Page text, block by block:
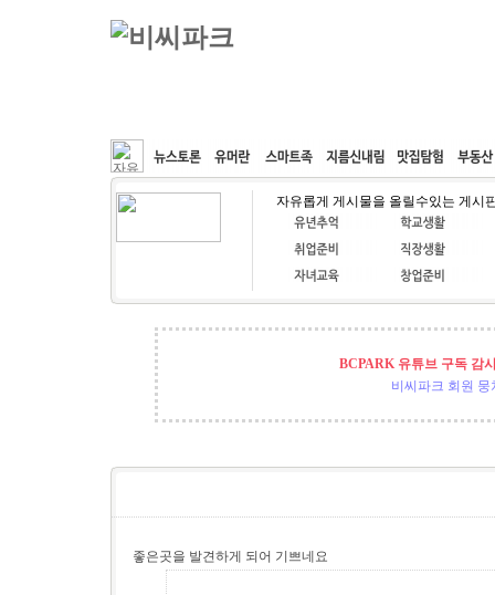
커뮤니티 속도패치 웹호스팅 공동구매
자유롭게 게시물을 올릴수있는 게시
BCPARK 유튜브 구독 감
비씨파크 회원 뭉
좋은곳을 발견하게 되어 기쁘네요